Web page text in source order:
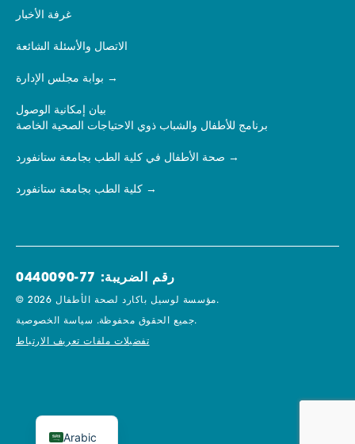
غرفة الأخبار
الاتصال والأسئلة الشائعة
بوابة مجلس الإدارة
بيان إمكانية الوصول
برنامج للأطفال والشباب ذوي الاحتياجات الصحية الخاصة
صحة الأطفال في كلية الطب بجامعة ستانفورد
كلية الطب بجامعة ستانفورد
رقم الضريبة: 77-0440090
© 2026 مؤسسة لوسيل باكارد لصحة الأطفال.
جميع الحقوق محفوظة.سياسة الخصوصية.
تفضيلات ملفات تعريف الارتباط
Arabic